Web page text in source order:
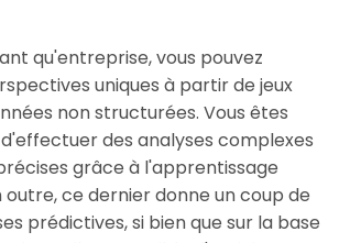
qu'entreprise, vous pouvez
uniques à partir de jeux
non structurées. Vous êtes
des analyses complexes
grâce à l'apprentissage
outre, ce dernier donne un coup de
prédictives, si bien que sur la base